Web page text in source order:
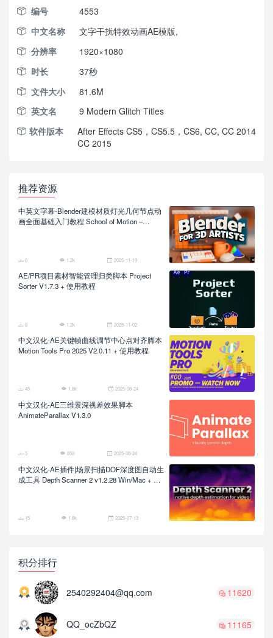
编号
4553
中文名称
文字干扰特效动画AE模版,
分辨率
1920×1080
时长
37秒
文件大小
81.6M
英文名
9 Modern Glitch Titles
软件版本
After Effects CS5，CS5.5，CS6, CC, CC 2014
CC 2015
推荐资源
中英文字幕-Blender建模材质灯光几何节点动
画全面基础入门教程 School of Motion –
0 1.2k 2025-11-19
AE/PR项目素材智能管理归类脚本 Project
Sorter V1.7.3 + 使用教程
6 1.2k 2025-11-02
中文汉化-AE关键帧曲线调节中心点对齐脚本
Motion Tools Pro 2025 V2.0.11 + 使用教程
45 1.8k 2025-08-24
中文汉化-AE三维景深视差效果脚本
AnimateParallax V1.3.0
5 850 2025-08-24
中文汉化-AE插件|场景扫描DOF深度图自动生
成工具 Depth Scanner 2 v1.2.28 Win/Mac + 使
15 1.8k 2025-07-13
积分排行
2540292404@qq.com 11620
QQ_ocZbQZ 11165